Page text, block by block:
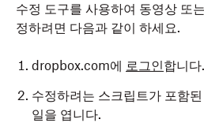
수정 도구를 사용하여 동영상 또
정하려면 다음과 같이 하세요.
dropbox.com에 로그인합니다.
수정하려는 스크립트가 포함
일을 엽니다.